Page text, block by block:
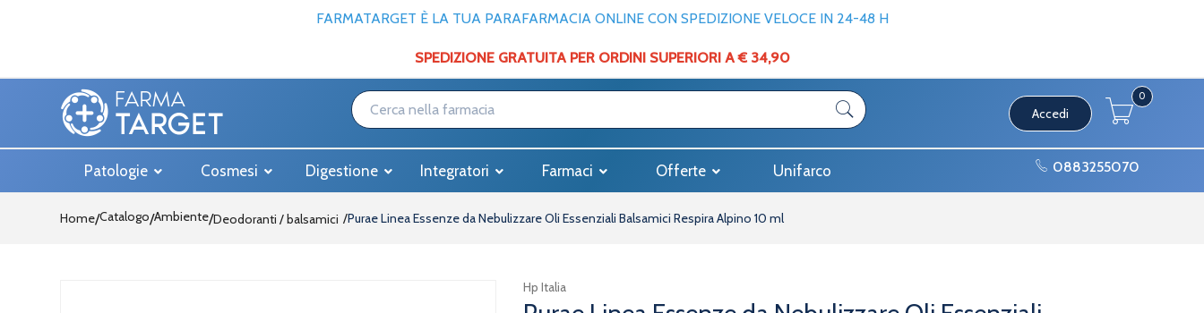
FARMATARGET È LA TUA PARAFARMACIA ONLINE CON SPEDIZIONE VELOCE IN 24-48 H
SPEDIZIONE GRATUITA PER ORDINI SUPERIORI A € 34,90
Accedi
0
Patologie Cosmesi Digestione Integratori Farmaci Offerte Unifarco 0883255070
Home Catalogo/Ambiente/Deodoranti / balsamici Purae Linea Essenze da Nebulizzare Oli Essenziali Balsamici Respira Alpino 10 ml
Hp Italia